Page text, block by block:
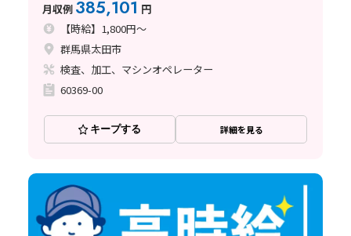
〈群馬県太田市〉
月収例 385,101 円
【時給】1,800円～
群馬県太田市
検査、加工、マシンオペレーター
60369-00
キープする 詳細を見る